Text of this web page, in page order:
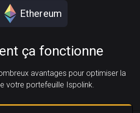
Ethereum
ça fonctionne
avantages pour optimiser la
votre portefeuille Ispolink.